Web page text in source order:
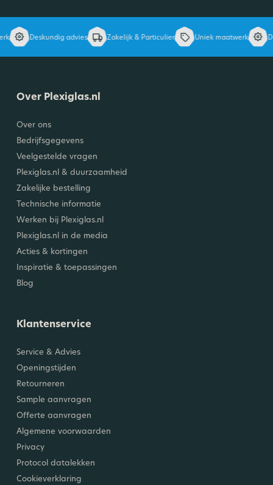
Deskundig advies Zakelijk & Particulier Uniek maatwerk
Over Plexiglas.nl
Over ons
Bedrijfsgegevens
Veelgestelde vragen
Plexiglas.nl & duurzaamheid
Zakelijke bestelling
Technische informatie
Werken bij Plexiglas.nl
Plexiglas.nl in de media
Acties & kortingen
Inspiratie & toepassingen
Blog
Klantenservice
Service & Advies
Openingstijden
Retourneren
Sample aanvragen
Offerte aanvragen
Algemene voorwaarden
Privacy
Protocol datalekken
Cookieverklaring